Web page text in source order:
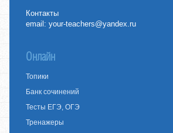
Контакты
email:your-teachers@yandex.ru
Онлайн
Топики
Банк сочинений
Тесты ЕГЭ, ОГЭ
Тренажеры